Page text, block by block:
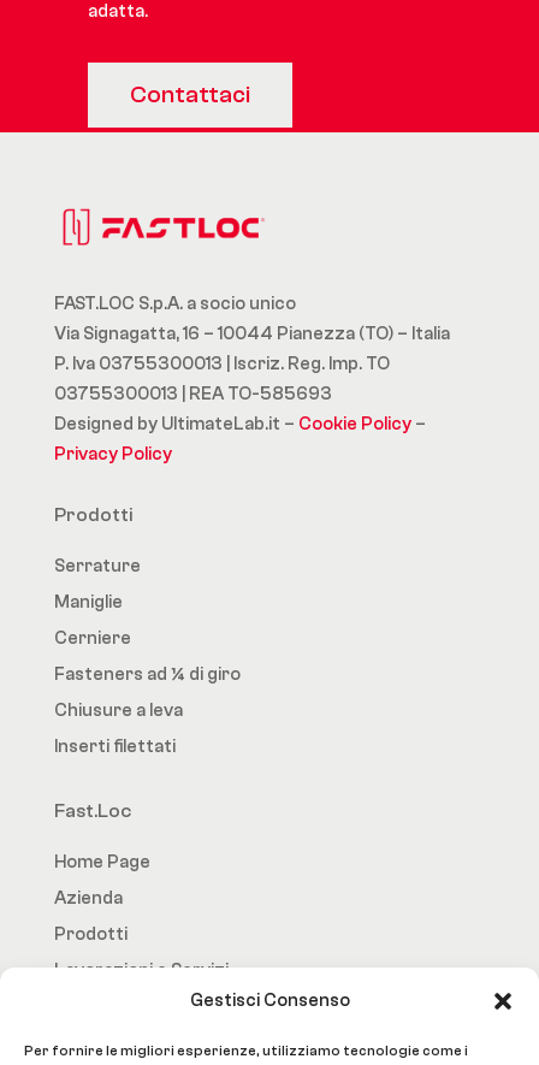
Gestisci Consenso
Per fornire le migliori esperienze, utilizziamo tecnologie come i
adatta.
Contattaci
FAST.LOC S.p.A. a socio unico
Via Signagatta, 16 – 10044 Pianezza (TO) – Italia
P. Iva 03755300013 | Iscriz. Reg. Imp. TO
03755300013 | REA TO-585693
Designed by UltimateLab.it – Cookie Policy–
Privacy Policy
Prodotti
Serrature
Maniglie
Cerniere
Fasteners ad ¼ di giro
Chiusure a leva
Inserti filettati
Fast.Loc
Home Page
Azienda
Prodotti
Lavorazioni e Servizi